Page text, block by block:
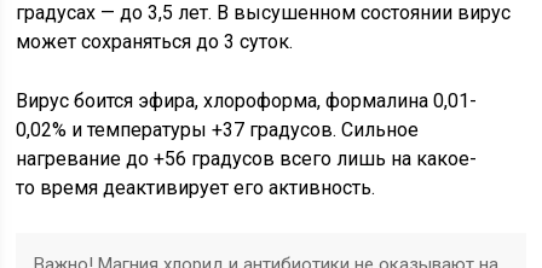
градусах — до 3,5 лет. В высушенном состоянии вирус
может сохраняться до 3 суток.
Вирус боится эфира, хлороформа, формалина 0,01-
0,02% и температуры +37 градусов. Сильное
нагревание до +56 градусов всего лишь на какое-
то время деактивирует его активность.